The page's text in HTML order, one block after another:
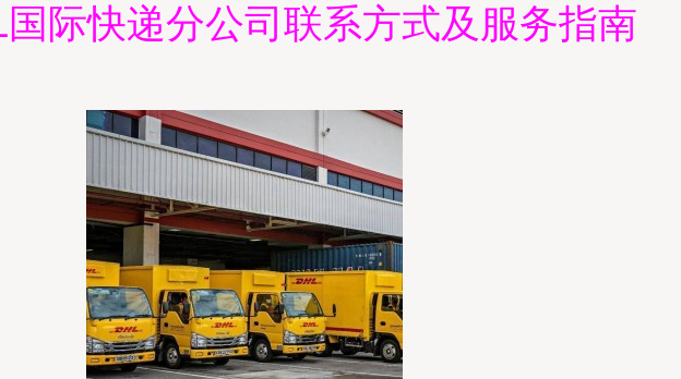
际快递分公司联系方式及服务指南